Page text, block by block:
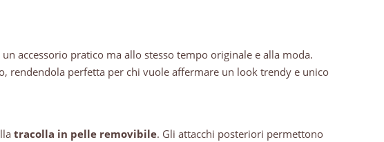
accessorio pratico ma allo stesso tempo originale e alla moda.
rendendola perfetta per chi vuole affermare un look trendy e unico
tracolla in pelle removibile. Gli attacchi posteriori permettono